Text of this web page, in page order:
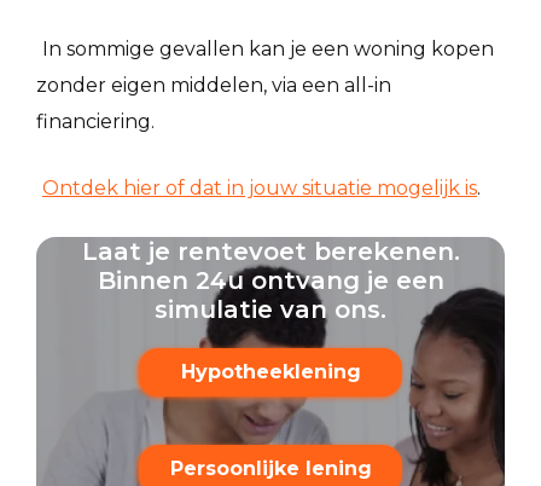
In sommige gevallen kan je een woning kopen
zonder eigen middelen, via een all-in
financiering.
Ontdek hier of dat in jouw situatie mogelijk is.
Laat je rentevoet berekenen.
Binnen 24u ontvang je een
simulatie van ons.
Hypotheeklening
Persoonlijke lening